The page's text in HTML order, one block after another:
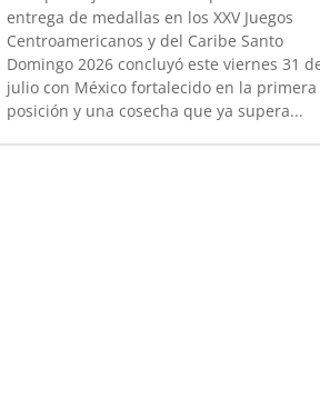
entrega de medallas en los XXV Juegos
Centroamericanos y del Caribe Santo
Domingo 2026 concluyó este viernes 31
julio con México fortalecido en la primera
posición y una cosecha que ya supera...